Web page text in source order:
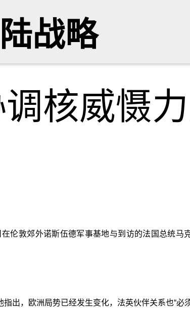
战略
核威慑
伦敦郊外诺斯伍德军事基地与到访的法国总统马
出，欧洲局势已经发生变化，法英伙伴关系也“必